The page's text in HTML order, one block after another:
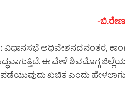
-
ವಿಧಾನಸಭೆ ಅಧಿವೇಶನದ ನಂತರ,
ಈ ವೇಳೆ ಶಿವಮೊಗ್ಗ
ಪಡೆಯುವುದು ಖಚಿತ ಎಂದು